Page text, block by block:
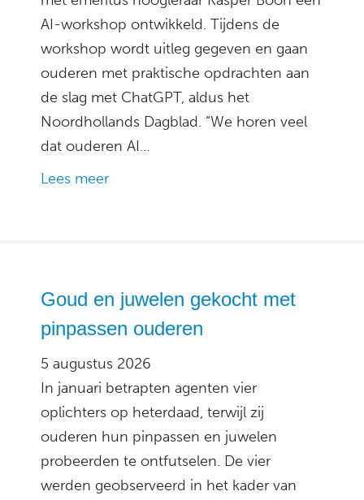
AI-workshop ontwikkeld. Tijdens de
workshop wordt uitleg gegeven en gaan
ouderen met praktische opdrachten aan
de slag met ChatGPT, aldus het
Noordhollands Dagblad. “We horen veel
dat ouderen AI…
Lees meer
Goud en juwelen gekocht met
pinpassen ouderen
5 augustus 2026
In januari betrapten agenten vier
oplichters op heterdaad, terwijl zij
ouderen hun pinpassen en juwelen
probeerden te ontfutselen. De vier
werden geobserveerd in het kader van